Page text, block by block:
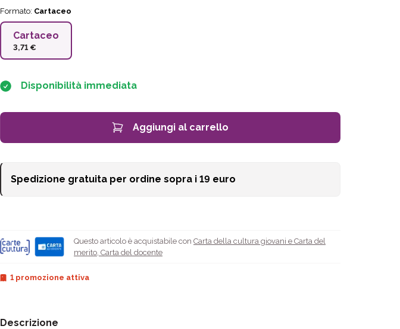
Formato: Cartaceo
Cartaceo
3,71 €
Disponibilità immediata
Aggiungi al carrello
Spedizione gratuita per ordine sopra i 19 euro
Questo articolo è acquistabile con Carta della cultura giovani e Carta del
merito, Carta del docente
1 promozione attiva
Descrizione